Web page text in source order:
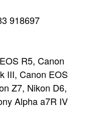
918697
R5, Canon
III, Canon EOS
Z7, Nikon D6,
Alpha a7R IV